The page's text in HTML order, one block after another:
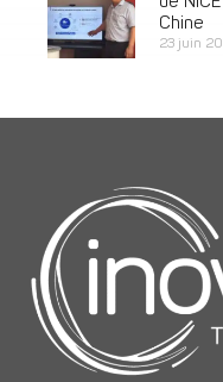
Chine
23 juin